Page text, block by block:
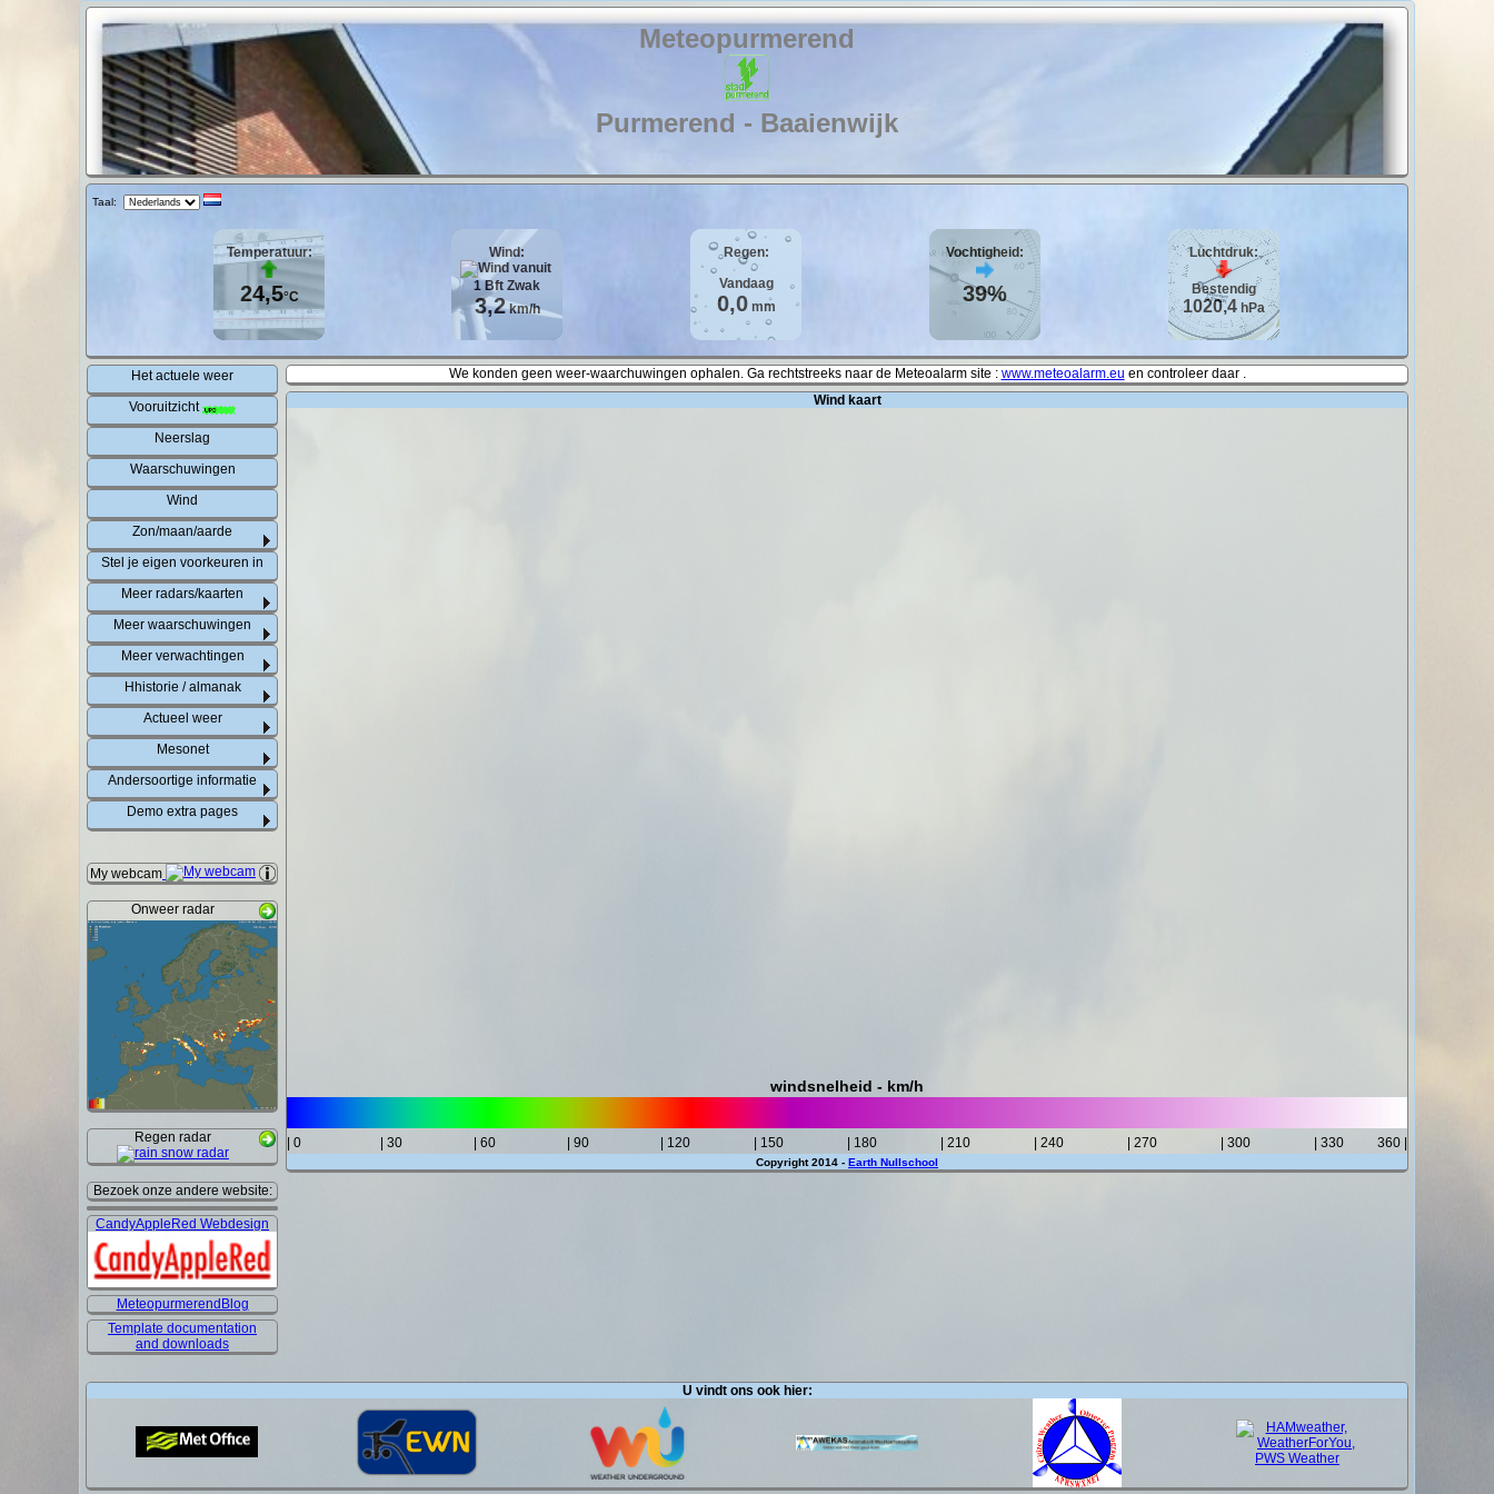
Meteopurmerend
Purmerend - Baaienwijk
Taal:
Temperatuur:
24,5°C
Wind:
1 Bft Zwak
3,2km/h
Regen:
Vandaag
0,0mm
Vochtigheid:
39%
Luchtdruk:
Bestendig
1020,4 hPa
Het actuele weer
Vooruitzicht
Neerslag
Waarschuwingen
Wind
Zon/maan/aarde
Stel je eigen voorkeuren in
Meer radars/kaarten
Meer waarschuwingen
Meer verwachtingen
Hhistorie / almanak
Actueel weer
Mesonet
Andersoortige informatie
Demo extra pages
My webcam
Onweer radar
Regen radar
Bezoek onze andere website:
CandyAppleRed Webdesign
MeteopurmerendBlog
Template documentation
and downloads
We konden geen weer-waarchuwingen ophalen. Ga rechtstreeks naar de Meteoalarm site : www.meteoalarm.eu en controleer daar .
Wind kaart
windsnelheid - km/h
| 0 | 30 | 60 | 90 | 120 | 150 | 180 | 210 | 240 | 270 | 300 | 330 360 |
Copyright 2014 - Earth Nullschool
U vindt ons ook hier: